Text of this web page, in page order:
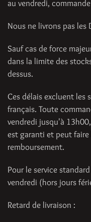
au vendredi,
Nous ne livrons pas les
Sauf cas de force
dans la limite des
dessus.
Ces délais excluent les
français. Toute
vendredi jusqu'à
est garanti et peut
remboursement.
Pour le service
vendredi (hors jours
Retard de livraison :